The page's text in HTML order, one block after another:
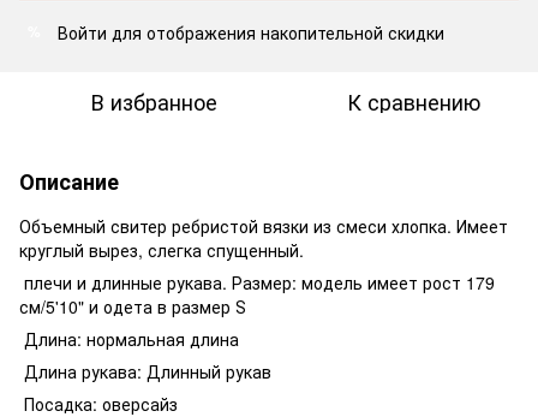
Войти для отображения накопительной скидки
В избранное К сравнению
Описание
Объемный свитер ребристой вязки из смеси хлопка. Имеет
круглый вырез, слегка спущенный.
плечи и длинные рукава. Размер: модель имеет рост 179
см/5'10" и одета в размер Ѕ
Длина: нормальная длина
Длина рукава: Длинный рукав
Посадка: оверсайз